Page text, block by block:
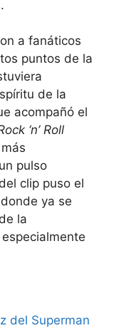
a fanáticos
puntos de la
de la
acompañó el
‘n’ Roll
pulso
clip puso el
ya se
la
del Superman